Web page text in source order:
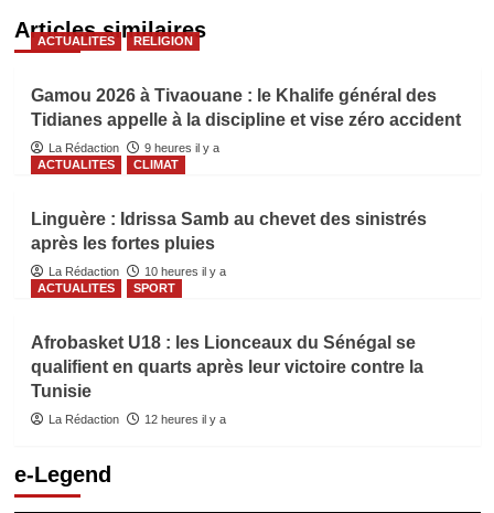
Articles similaires
ACTUALITES RELIGION
Gamou 2026 à Tivaouane : le Khalife général des
Tidianes appelle à la discipline et vise zéro accident
La Rédaction
9 heures il y a
ACTUALITES
CLIMAT
Linguère : Idrissa Samb au chevet des sinistrés
après les fortes pluies
La Rédaction
10 heures il y a
ACTUALITES
SPORT
Afrobasket U18 : les Lionceaux du Sénégal se
qualifient en quarts après leur victoire contre la
Tunisie
La Rédaction 12 heures il y a
e-Legend